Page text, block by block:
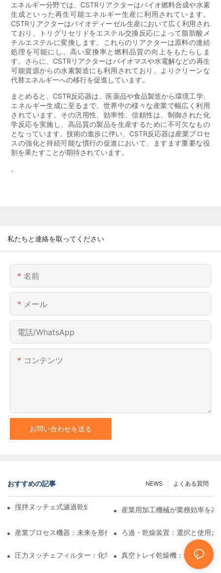
エネルギー分野では、CSTRリアクターはバイオ燃料合成や水素
生成といった再生可能エネルギー生産に利用されています。
CSTRリアクターはバイオディーゼル生産において広く利用され
ており、トリグリセリドをエステル交換反応によって脂肪酸メ
チルエステルに変換します。これらのリアクターは原料の連続
処理を可能にし、高い変換率と燃料品質の向上をもたらしま
す。さらに、CSTRリアクターはバイオマスや水電解などの再生
可能資源からの水素製造にも利用されており、よりクリーンな
代替エネルギーへの移行を促進しています。
まとめると、CSTR反応器は、医薬品や食品製造から環境工学、
エネルギー生成に至るまで、世界中の様々な産業で幅広く利用
されています。その汎用性、効率性、信頼性は、制御された化
学反応を実施し、高品質の製品を生産するために不可欠なもの
となっています。技術の進歩に伴い、CSTR反応器は産業プロセ
スの強化と持続可能な慣行の促進において、ますます重要な役
割を果たすことが期待されています。
。
私たちと連絡を取ってください
名前
メール
電話/WhatsApp
コンテンツ
お問い合わせを送る
おすすめの記事 よくある質問
NEWS
撹拌ヌッチェ式濾過乾燥機と他の乾燥方法の比較産業用加工機械が業務効率を高
産業プロセス機器：未来を形作るイノベーションろ過・乾燥装置：選択と使用ガ
圧力ヌッチェフィルター：化学および食品産業における用途
真空トレイ乾燥機：敏感な製